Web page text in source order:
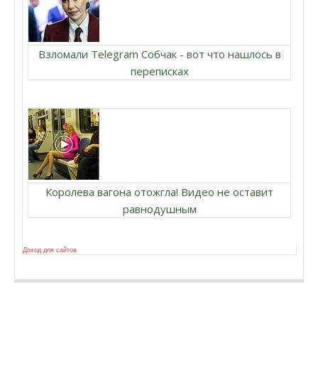
Взломали Telegram Собчак - вот что нашлось в
переписках
Королева вагона отожгла! Видео не оставит
равнодушным
Доход для сайтов